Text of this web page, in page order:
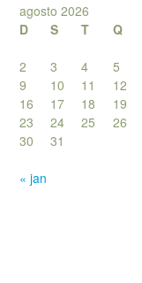
agosto 2026
D
S T Q
2
3 4 5
9
10 11 12
16
17 18 19
23
24 25 26
30
31
« jan